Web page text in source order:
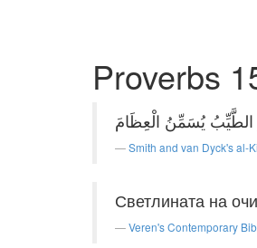
Proverbs
Smith and van Dyck's al-
Светлината на
Veren's Contemporary